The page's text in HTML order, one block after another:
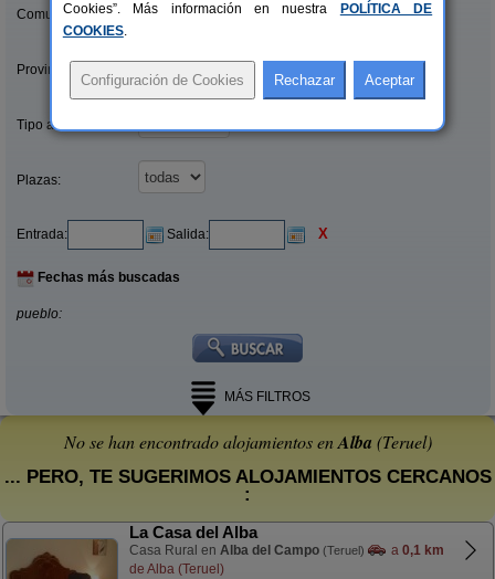
Comunidades:
Provincias/Islas:
Tipo alquiler:
Plazas:
Entrada: Salida: X
Fechas más buscadas
pueblo:
MÁS FILTROS
No se han encontrado alojamientos enAlba (Teruel)
... PERO, TE SUGERIMOS ALOJAMIENTOS CERCANOS
:
La Casa del Alba
Casa Rural en Alba del Campo (Teruel) a 0,1 km
de Alba (Teruel)
Cookies”. Más información en nuestra
POLÍTICA DE
COOKIES.